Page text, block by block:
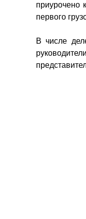
приурочено
первого
В числе